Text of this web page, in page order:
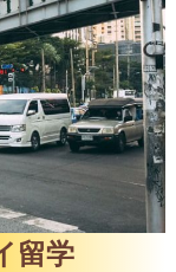
留学